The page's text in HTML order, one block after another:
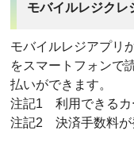
モバイルレジクレ
モバイルレジアプリ
をスマートフォンで
払いができます。
注記1 利用できるカ
注記2 決済手数料が